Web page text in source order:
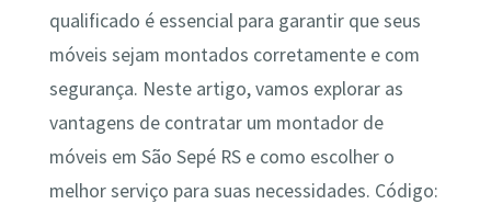
qualificado é essencial para garantir que seus
móveis sejam montados corretamente e com
segurança. Neste artigo, vamos explorar as
vantagens de contratar um montador de
móveis em São Sepé RS e como escolher o
melhor serviço para suas necessidades. Código: